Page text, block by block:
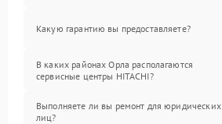
Какую гарантию вы предоставляете?
В каких районах Орла располагаются
сервисные центры HITACHI?
Выполняете ли вы ремонт для юридических
лиц?